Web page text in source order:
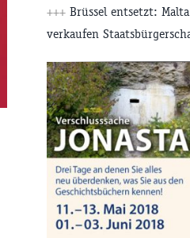
+++ Brüssel entsetzt:
verkaufen